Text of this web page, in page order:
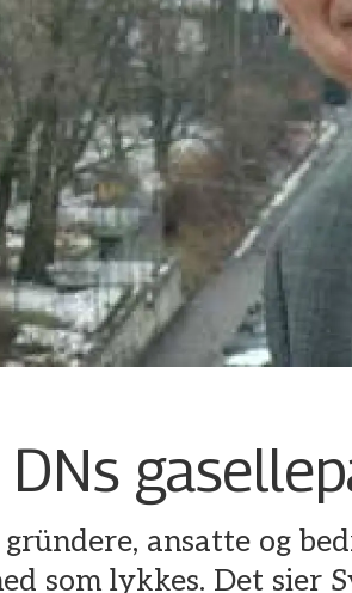
gründere, ansatte og
som lykkes. Det sier